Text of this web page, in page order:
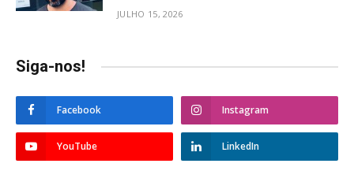
JULHO 15, 2026
Siga-nos!
Facebook Instagram
YouTube LinkedIn